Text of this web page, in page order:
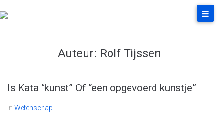
Auteur: Rolf Tijssen
Is Kata “kunst” Of “een opgevoerd kunstje”
In Wetenschap